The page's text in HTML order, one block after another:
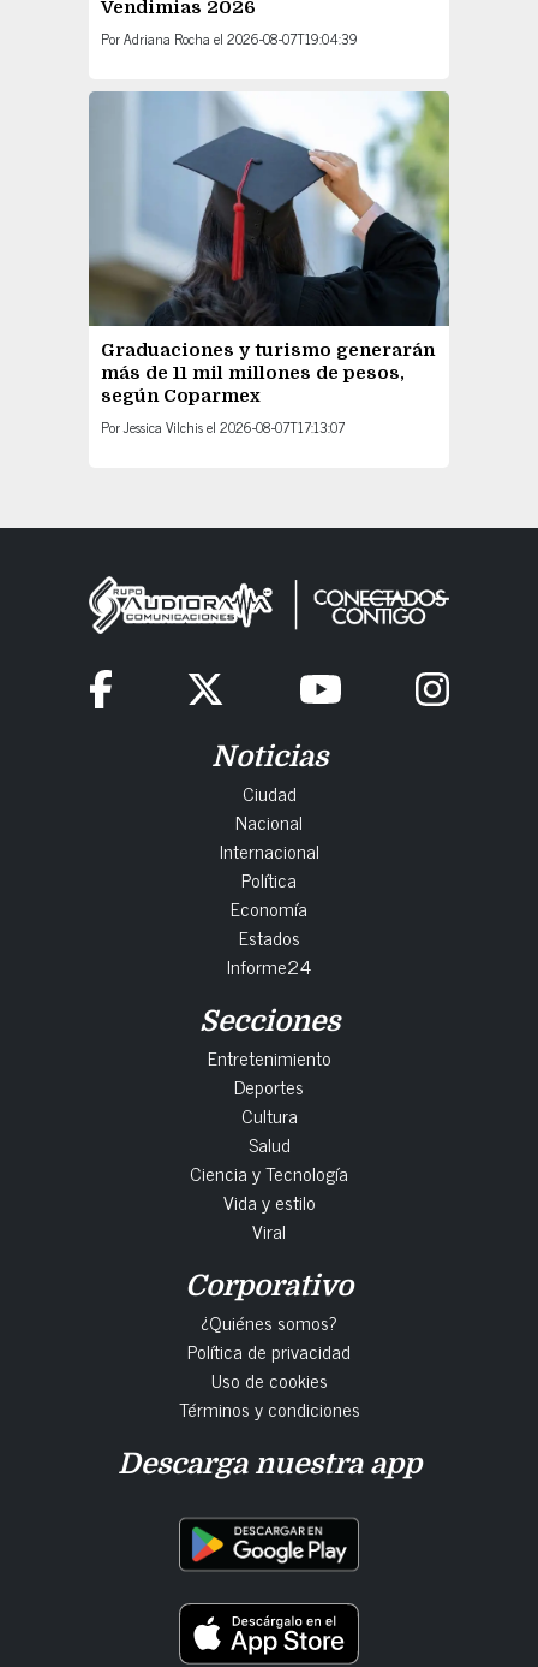
Vendimias 2026
PorAdriana Rocha el 2026-08-07T19:04:39
Graduaciones y turismo generarán
más de 11 mil millones de pesos,
según Coparmex
PorJessica Vilchisel 2026-08-07T17:13:07
Noticias
Ciudad
Nacional
Internacional
Política
Economía
Estados
Informe24
Secciones
Entretenimiento
Deportes
Cultura
Salud
Ciencia y Tecnología
Vida y estilo
Viral
Corporativo
¿Quiénes somos?
Política de privacidad
Uso de cookies
Términos y condiciones
Descarga nuestra app